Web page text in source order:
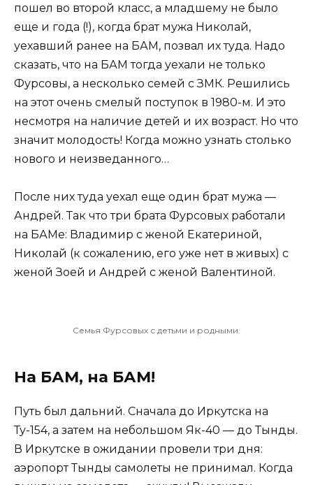
пошел во второй класс, а младшему не было
еще и года (!), когда брат мужа Николай,
уехавший ранее на БАМ, позвал их туда. Надо
сказать, что на БАМ тогда уехали не только
Фурсовы, а несколько семей с ЗМК. Решились
на этот очень смелый поступок в 1980-м. И это
несмотря на наличие детей и их возраст. Но что
значит молодость! Когда можно узнать столько
нового и неизведанного…
После них туда уехал еще один брат мужа —
Андрей. Так что три брата Фурсовых работали
на БАМе: Владимир с женой Екатериной,
Николай (к сожалению, его уже нет в живых) с
женой Зоей и Андрей с женой Валентиной.
Семья Фурсовых с детьми и родными.
На БАМ, на БАМ!
Путь был дальний. Сначала до Иркутска на
Ту-154, а затем на небольшом Як-40 — до Тынды.
В Иркутске в ожидании провели три дня:
аэропорт Тынды самолеты не принимал. Когда